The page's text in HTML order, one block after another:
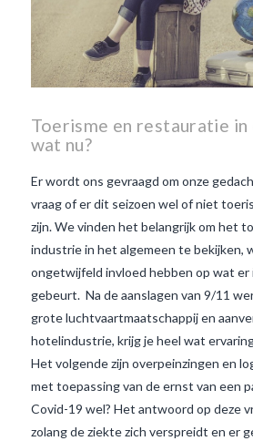
VIEW POST
Toerisme en restauratie in
wat nu?
Er wordt ons gevraagd om onze
vraag of er dit seizoen wel of niet
zijn. We vinden het belangrijk om het
industrie in het algemeen te bekijken,
ongetwijfeld invloed hebben op wat
gebeurt. Na de aanslagen van 9/11
grote luchtvaartmaatschappij en
hotelindustrie, krijg je heel wat ervaring
Het volgende zijn overpeinzingen en
met toepassing van de ernst van een
Covid-19 wel? Het antwoord op deze
zolang de ziekte zich verspreidt en er